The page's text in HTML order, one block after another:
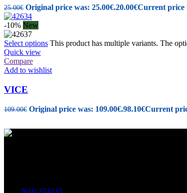
25.00€ Original price was: 25.00€.20.00€Current price
-10% New
Select options This product has multiple variants. The
Quick view
Compare
Add to wishlist
VICE
109.00€ Original price was: 109.00€.98.10€Current
2610-274235